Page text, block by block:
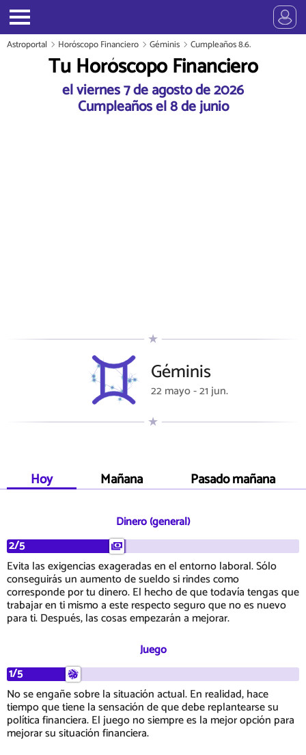
Astroportal Horóscopo Financiero Géminis Cumpleaños 8.6.
Tu Horóscopo Financiero
el viernes 7 de agosto de 2026
Cumpleaños el 8 de junio
Géminis
22 mayo - 21 jun.
Hoy Mañana Pasado mañana
Dinero (general)
2/5
Evita las exigencias exageradas en el entorno laboral. Sólo
conseguirás un aumento de sueldo si rindes como
corresponde por tu dinero. El hecho de que todavía tengas que
trabajar en ti mismo a este respecto seguro que no es nuevo
para ti. Después, las cosas empezarán a mejorar.
Juego
1/5
No se engañe sobre la situación actual. En realidad, hace
tiempo que tiene la sensación de que debe replantearse su
política financiera. El juego no siempre es la mejor opción para
mejorar su situación financiera.